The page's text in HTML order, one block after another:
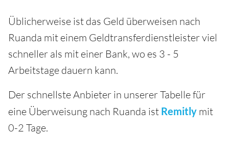
Üblicherweise ist das Geld überweisen nach
Ruanda mit einem Geldtransferdienstleister viel
schneller als mit einer Bank, wo es 3 - 5
Arbeitstage dauern kann.
Der schnellste Anbieter in unserer Tabelle für
eine Überweisung nach Ruanda ist Remitly mit
0-2 Tage.